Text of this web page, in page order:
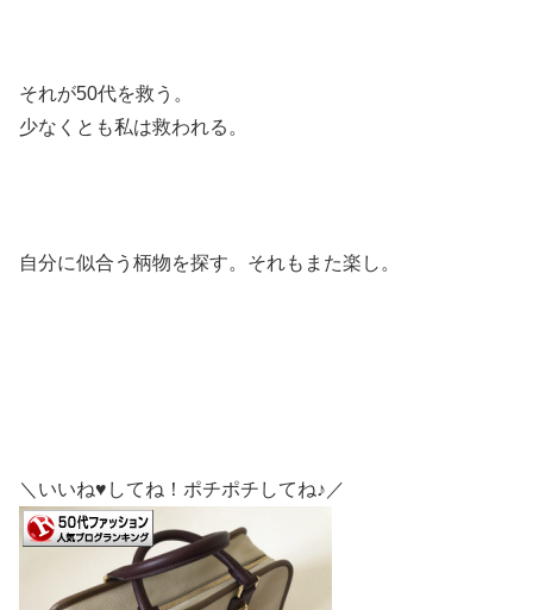
それが50代を救う。
少なくとも私は救われる。
自分に似合う柄物を探す。それもまた楽し。
＼いいね♥してね！ポチポチしてね♪／